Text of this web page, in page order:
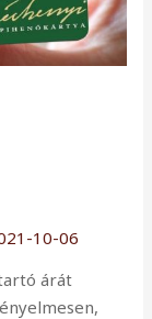
10-06
árát